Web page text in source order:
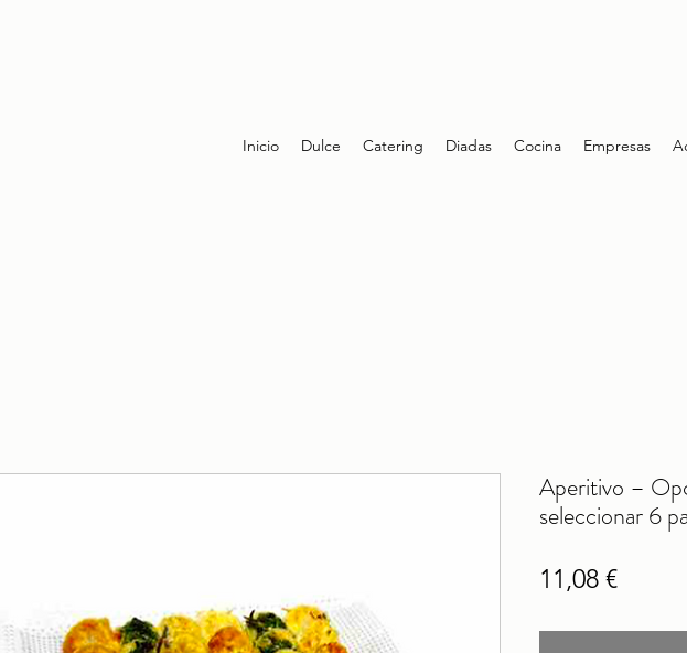
Inicio Dulce Catering Diadas Cocina Empresas
Aperitivo –
seleccionar 6
11,08 €Precio